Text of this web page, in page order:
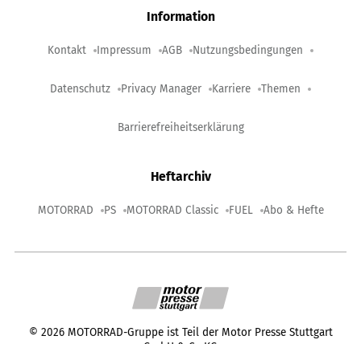
Information
Kontakt Impressum AGB Nutzungsbedingungen
Datenschutz Privacy Manager Karriere Themen
Barrierefreiheitserklärung
Heftarchiv
MOTORRAD PS MOTORRAD Classic FUEL Abo & Hefte
© 2026 MOTORRAD-Gruppe ist Teil der Motor Presse Stuttgart